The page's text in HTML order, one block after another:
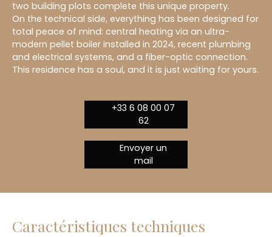
two building plots complete this unique property.
On the technical side, everything has been designed for
total peace of mind: central heating via an ultra-
modern pellet boiler installed in 2024, recent plumbing
and electrical systems, and a fiber-optic connection.
This residence has a soul, and it is just waiting for yours.
+33 6 08 00 07
62
Envoyer un
mail
Caractéristiques techniques